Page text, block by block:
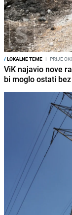
/LOKALNE TEME I PRIJE
ViK najavio nove
bi moglo ostati